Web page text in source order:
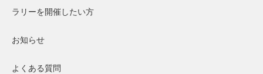
ラリーを開催したい方
お知らせ
よくある質問